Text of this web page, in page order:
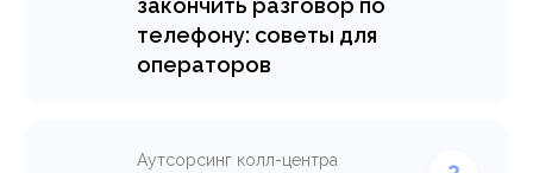
закончить разговор по
телефону: советы для
операторов
Аутсорсинг колл-центра